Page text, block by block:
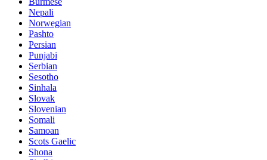
Nepali
Norwegian
Pashto
Persian
Punjabi
Serbian
Sesotho
Sinhala
Slovak
Slovenian
Somali
Samoan
Scots Gaelic
Shona